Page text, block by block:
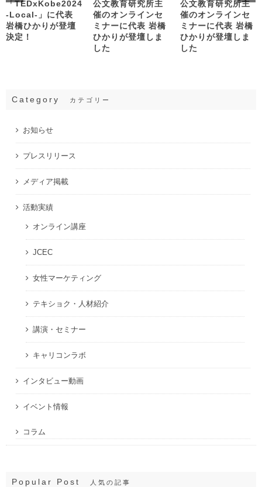
「TEDxKobe2024
-Local-」に代表
岩橋ひかりが登壇
決定！
公文教育研究所主
催のオンラインセ
ミナーに代表 岩橋
ひかりが登壇しま
した
公文教育研究所主
催のオンラインセ
ミナーに代表 岩橋
ひかりが登壇しま
した
Category カテゴリー
お知らせ
プレスリリース
メディア掲載
活動実績
オンライン講座
JCEC
女性マーケティング
テキショク・人材紹介
講演・セミナー
キャリコンラボ
インタビュー動画
イベント情報
コラム
Popular Post 人気の記事